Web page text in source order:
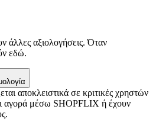
άλλες αξιολογήσεις. Όταν
εδώ.
αποκλειστικά σε κριτικές χρηστών
αγορά μέσω SHOPFLIX ή έχουν